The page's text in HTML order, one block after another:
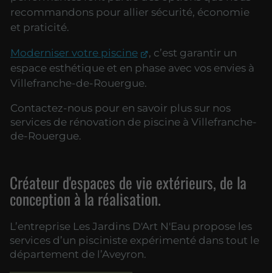
recommandons pour allier sécurité, économie
et praticité.
Moderniser votre piscine
, c’est garantir un
espace esthétique et en phase avec vos envies à
Villefranche-de-Rouergue.
Contactez-nous pour en savoir plus sur nos
services de rénovation de piscine à Villefranche-
de-Rouergue.
Créateur d'espaces de vie extérieurs, de la
conception à la réalisation.
L’entreprise Les Jardins D'Art N'Eau propose les
services d’un pisciniste expérimenté dans tout le
département de l’Aveyron.